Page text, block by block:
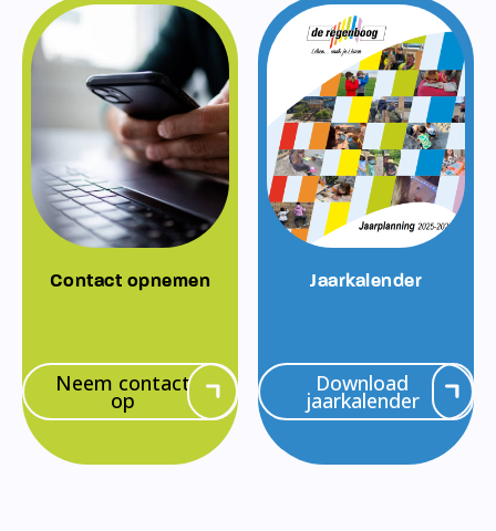
Contact opnemen
Neem contact
op
Jaarkalender
Download
jaarkalender